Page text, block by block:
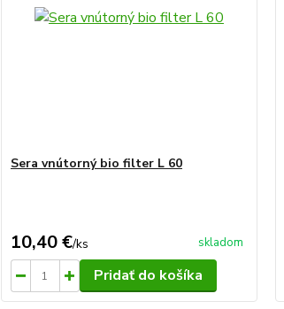
Sera vnútorný bio filter L 60
10,40 €/ks skladom
Pridať do košíka